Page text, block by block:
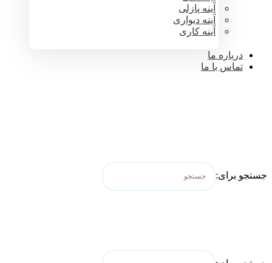
آینه پازلی
آینه دیواری
آینه کاری
درباره ما
تماس با ما
جستجو برای: